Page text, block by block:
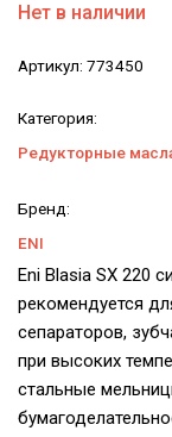
Нет в наличии
Артикул: 773450
Категория:
Редукторные
Бренд:
ENI
Eni Blasia SX 220
рекомендуется
сепараторов,
при высоких
стальные